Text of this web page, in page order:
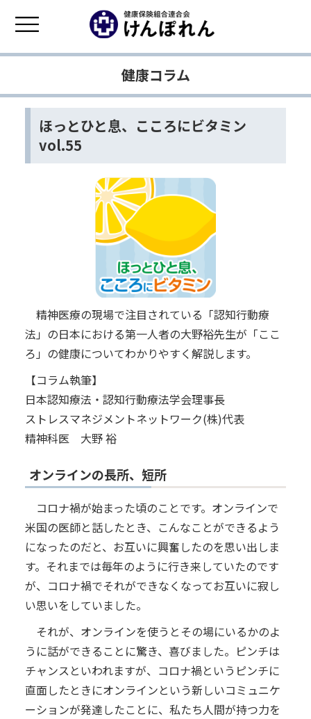
健康コラム
ほっとひと息、こころにビタミン
vol.55
精神医療の現場で注目されている「認知行動療
法」の日本における第一人者の大野裕先生が「ここ
ろ」の健康についてわかりやすく解説します。
【コラム執筆】
日本認知療法・認知行動療法学会理事長
ストレスマネジメントネットワーク(株)代表
精神科医 大野 裕
オンラインの長所、短所
コロナ禍が始まった頃のことです。オンラインで
米国の医師と話したとき、こんなことができるよう
になったのだと、お互いに興奮したのを思い出しま
す。それまでは毎年のように行き来していたのです
が、コロナ禍でそれができなくなってお互いに寂し
い思いをしていました。
それが、オンラインを使うとその場にいるかのよ
うに話ができることに驚き、喜びました。ピンチは
チャンスといわれますが、コロナ禍というピンチに
直面したときにオンラインという新しいコミュニケ
ーションが発達したことに、私たち人間が持つ力を